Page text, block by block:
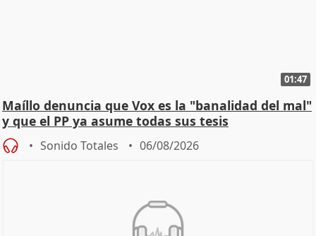
01:47
Maíllo denuncia que Vox es la "banalidad del mal"
y que el PP ya asume todas sus tesis
Sonido Totales 06/08/2026